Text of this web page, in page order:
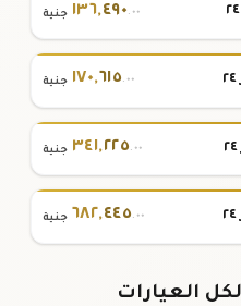
١٣٦,٤٩٠.٠٠ جنية
١٧٠,٦١٥.٠٠ جنية
٣٤١,٢٢٥.٠٠ جنية
٦٨٢ ,٤٤٥.٠٠ جنية
العيارات